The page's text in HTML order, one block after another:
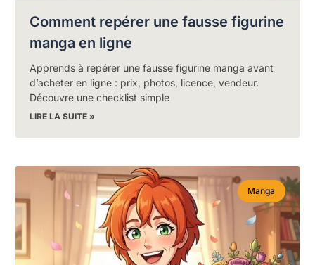
Comment repérer une fausse figurine
manga en ligne
Apprends à repérer une fausse figurine manga avant
d’acheter en ligne : prix, photos, licence, vendeur.
Découvre une checklist simple
LIRE LA SUITE »
Manga